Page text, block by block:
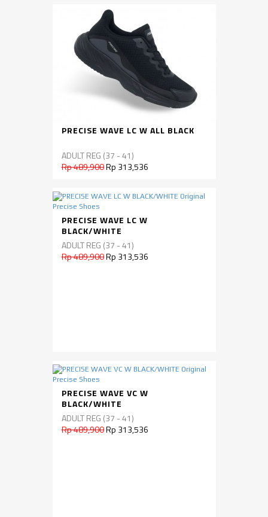
PRECISE WAVE LC W ALL BLACK
ADULT REG (37 - 41)
Rp 489,900Rp 313,536
PRECISE WAVE LC W
BLACK/WHITE
ADULT REG (37 - 41)
Rp 489,900Rp 313,536
PRECISE WAVE VC W
BLACK/WHITE
ADULT REG (37 - 41)
Rp 489,900Rp 313,536